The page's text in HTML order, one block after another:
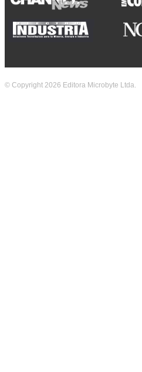
© Copyright 2026 Editora Microbyte Ltda.